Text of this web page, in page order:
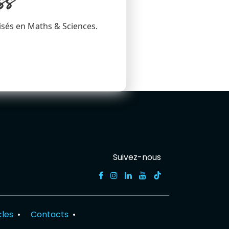
Suivez-nous
• Contacts •
en Maths & Sciences.